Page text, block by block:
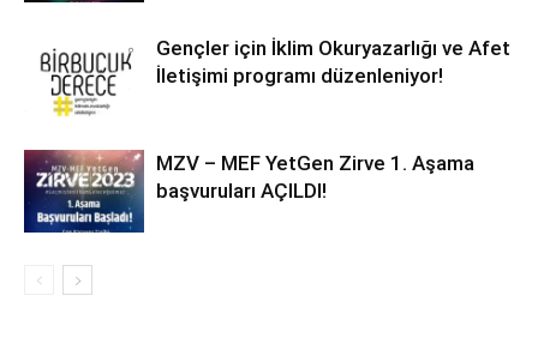
Gençler için İklim Okuryazarlığı ve Afet
İletişimi programı düzenleniyor!
MZV – MEF YetGen Zirve 1. Aşama
başvuruları AÇILDI!